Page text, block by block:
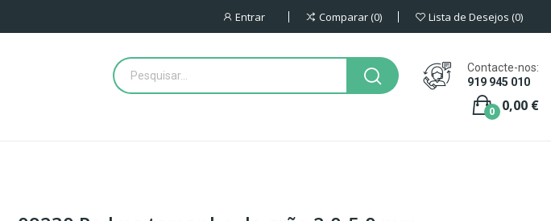
Entrar Comparar 0 Lista de Desejos 0
Contacte-nos:
919 945 010
0,00 €
0